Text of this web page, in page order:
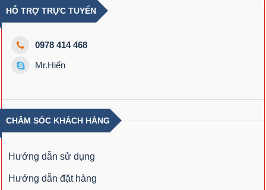
HỖ TRỢ TRỰC TUYẾN
0978 414 468
Mr.Hiển
CHĂM SÓC KHÁCH HÀNG
Hướng dẫn sử dụng
Hướng dẫn đặt hàng